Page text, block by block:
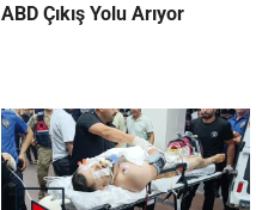
ABD Çıkış Yolu Arıyor